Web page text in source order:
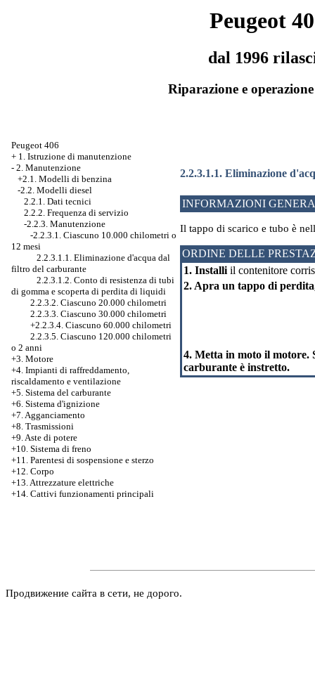
Peugeot
dal 1996
Riparazione e
Peugeot 406
+ 1. Istruzione di manutenzione
- 2. Manutenzione
+2.1. Modelli di benzina
-2.2. Modelli diesel
2.2.1. Dati tecnici
2.2.2. Frequenza di servizio
-2.2.3. Manutenzione
-2.2.3.1. Ciascuno 10.000 chilometri o
12 mesi
2.2.3.1.1. Eliminazione d'acqua dal
filtro del carburante
2.2.3.1.2. Conto di resistenza di tubi
di gomma e scoperta di perdita di liquidi
2.2.3.2. Ciascuno 20.000 chilometri
2.2.3.3. Ciascuno 30.000 chilometri
+2.2.3.4. Ciascuno 60.000 chilometri
2.2.3.5. Ciascuno 120.000 chilometri
o 2 anni
+3. Motore
+4. Impianti di raffreddamento,
riscaldamento e ventilazione
+5. Sistema del carburante
+6. Sistema d'ignizione
+7. Agganciamento
+8. Trasmissioni
+9. Aste di potere
+10. Sistema di freno
+11. Parentesi di sospensione e sterzo
+12. Corpo
+13. Attrezzature elettriche
+14. Cattivi funzionamenti principali
2.2.3.1.1. Eliminazione
INFORMAZIONI
Il tappo di scarico e tubo è
ORDINE DELLE
1. Installi il contenitore
2. Apra un tappo di
4. Metta in moto il motore.
carburante è instretto.
Продвижение сайта в сети, не дорого.